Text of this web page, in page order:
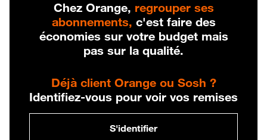
Chez Orange, regrouper ses
abonnements, c'est faire des
économies sur votre budget mais
pas sur la qualité.
Déjà client Orange ou Sosh ?
Identifiez-vous pour voir vos remises
S'identifier